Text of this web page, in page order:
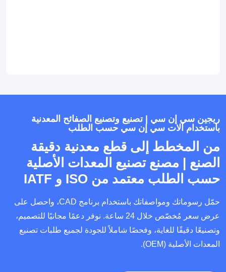
ريجين سي إن سي | تصنيع وتصنيع الصفائح المعدنية
باستخدام آلات سي إن سي حسب الطلب
من المخطط إلى قطع معدنية دقيقة
الصنع | مصنع تصنيع المعدات الأصلية
حسب الطلب معتمد من ISO و IATF
حمّل رسوماتك ومواصفاتك باستخدام برنامج CAD، واحصل على
عرض سعر مُخصّص خلال 24 ساعة. نوفر دعمًا مجانيًا للتصميم،
وتصنيعًا دقيقًا للغاية، وفحصًا شاملاً للجودة لجميع طلبات تصنيع
المعدات الأصلية (OEM).